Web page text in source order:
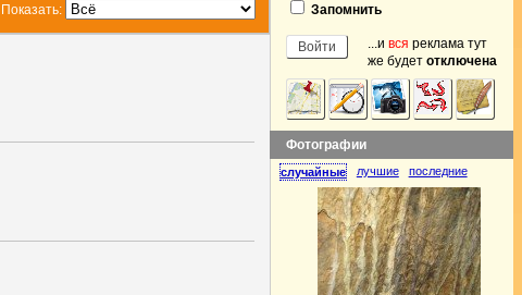
Показать: Запомнить
...и вся реклама тут
же будет отключена
Фотографии
случайные лучшие последние